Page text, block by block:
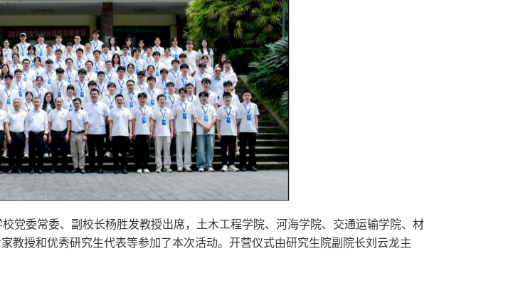
党委常委、副校长杨胜发教授出席，土木工程学院、河海学院、交通运输学院、材
教授和优秀研究生代表等参加了本次活动。开营仪式由研究生院副院长刘云龙主